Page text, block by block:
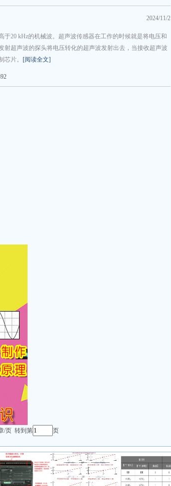
2024/11/2
20 kHz的机械波。超声波传感器在工作的时候就是将电压和
超声波的探头将电压转化的超声波发射出去，当接收超声波
芯片。 [阅读全文]
/页 转到第 页